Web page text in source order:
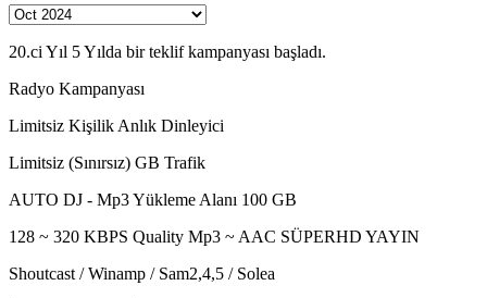
20.ci Yıl 5 Yılda bir teklif kampanyası başladı.
Radyo Kampanyası
Limitsiz Kişilik Anlık Dinleyici
Limitsiz (Sınırsız) GB Trafik
AUTO DJ - Mp3 Yükleme Alanı 100 GB
128 ~ 320 KBPS Quality Mp3 ~ AAC SÜPERHD YAYIN
Shoutcast / Winamp / Sam2,4,5 / Solea